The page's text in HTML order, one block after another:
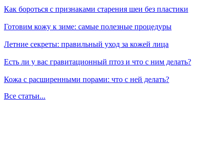
Как бороться с признаками старения шеи без пластики
Готовим кожу к зиме: самые полезные процедуры
Летние секреты: правильный уход за кожей лица
Есть ли у вас гравитационный птоз и что с ним делать?
Кожа с расширенными порами: что с ней делать?
Все статьи...